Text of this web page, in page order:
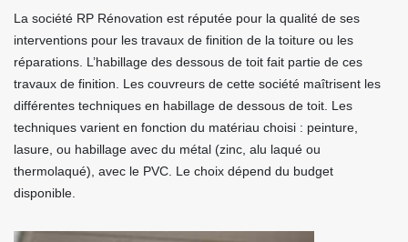
La société RP Rénovation est réputée pour la qualité de ses
interventions pour les travaux de finition de la toiture ou les
réparations. L’habillage des dessous de toit fait partie de ces
travaux de finition. Les couvreurs de cette société maîtrisent les
différentes techniques en habillage de dessous de toit. Les
techniques varient en fonction du matériau choisi : peinture,
lasure, ou habillage avec du métal (zinc, alu laqué ou
thermolaqué), avec le PVC. Le choix dépend du budget
disponible.